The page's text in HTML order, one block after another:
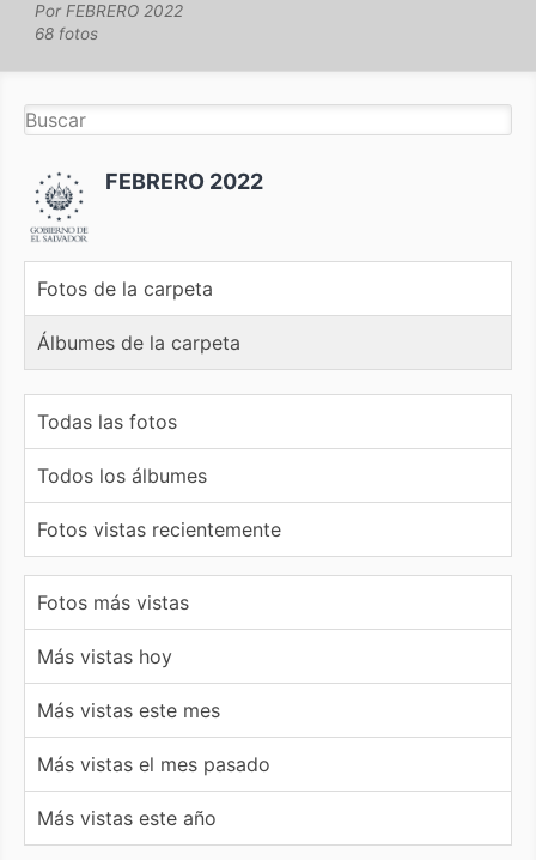
Por FEBRERO 2022
68 fotos
FEBRERO 2022
Fotos de la carpeta
Álbumes de la carpeta
Todas las fotos
Todos los álbumes
Fotos vistas recientemente
Fotos más vistas
Más vistas hoy
Más vistas este mes
Más vistas el mes pasado
Más vistas este año